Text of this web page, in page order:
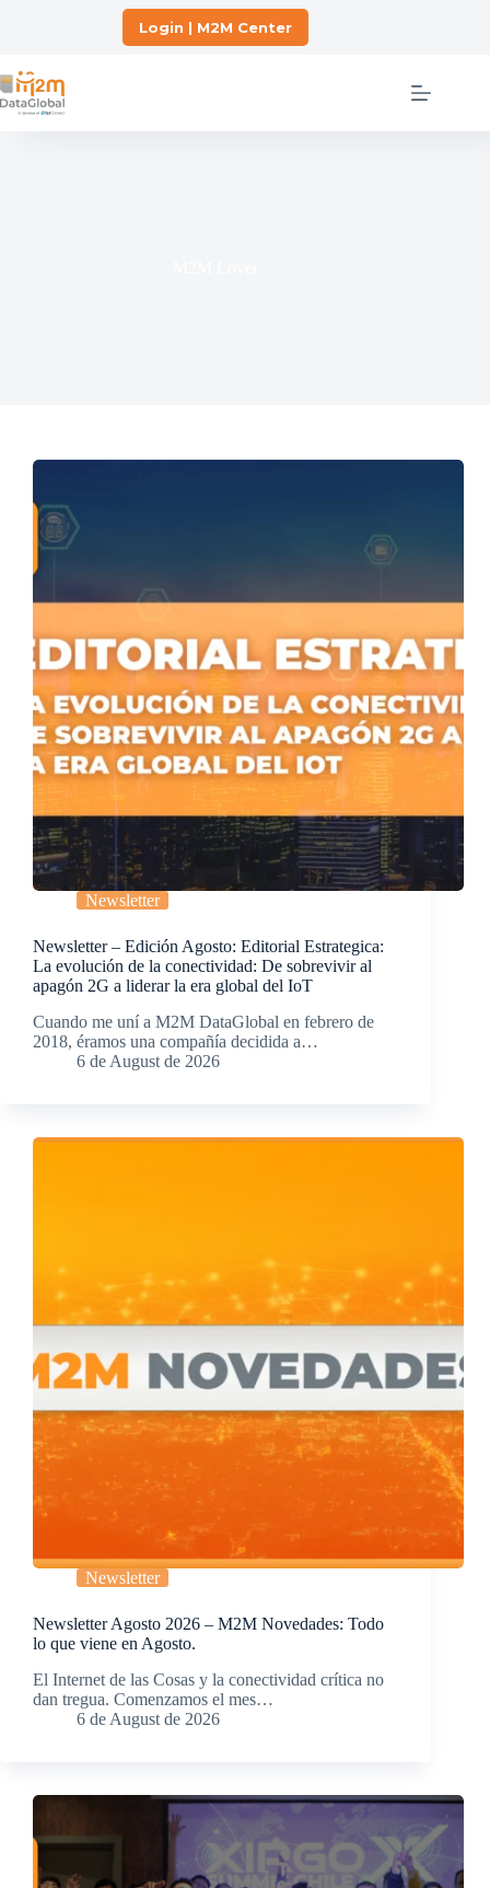
Login | M2M Center
Newsletter
Newsletter – Edición Agosto: Editorial Estrategica:
La evolución de la conectividad: De sobrevivir al
apagón 2G a liderar la era global del IoT
Cuando me uní a M2M DataGlobal en febrero de
2018, éramos una compañía decidida a…
6 de August de 2026
Newsletter
Newsletter Agosto 2026 – M2M Novedades: Todo
lo que viene en Agosto.
El Internet de las Cosas y la conectividad crítica no
dan tregua. Comenzamos el mes…
6 de August de 2026